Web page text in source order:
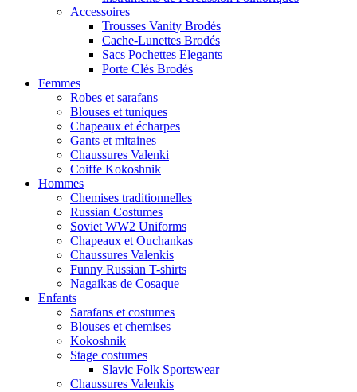
Accessoires
Trousses Vanity Brodés
Cache-Lunettes Brodés
Sacs Pochettes Elegants
Porte Clés Brodés
Femmes
Robes et sarafans
Blouses et tuniques
Chapeaux et écharpes
Gants et mitaines
Chaussures Valenki
Coiffe Kokoshnik
Hommes
Chemises traditionnelles
Russian Costumes
Soviet WW2 Uniforms
Chapeaux et Ouchankas
Chaussures Valenkis
Funny Russian T-shirts
Nagaikas de Cosaque
Enfants
Sarafans et costumes
Blouses et chemises
Kokoshnik
Stage costumes
Slavic Folk Sportswear
Chaussures Valenkis